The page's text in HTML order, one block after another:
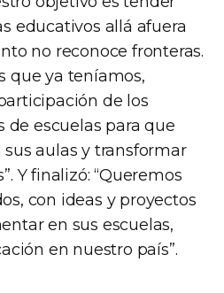
educativos allá afuera
no reconoce fronteras.
que ya teníamos,
de los
de escuelas para que
aulas y transformar
Y finalizó: “Queremos
con ideas y proyectos
en sus escuelas,
en nuestro país”.